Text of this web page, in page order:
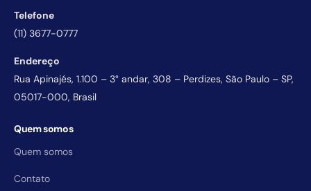
Telefone
(11) 3677-0777
Endereço
Rua Apinajés, 1.100 – 3° andar, 308 – Perdizes, São Paulo – SP,
05017-000, Brasil
Quem somos
Quem somos
Contato